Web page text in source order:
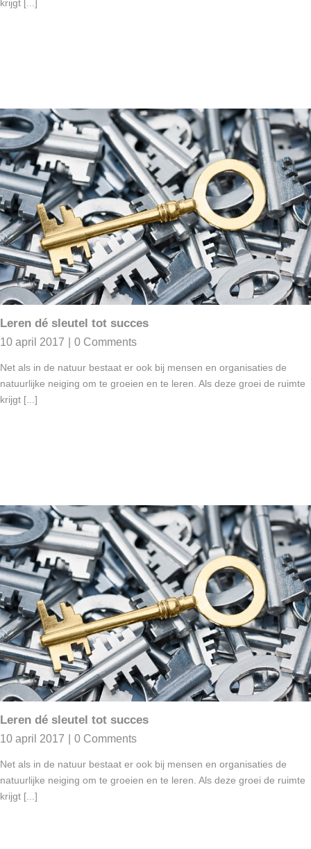
krijgt [...]
Leren dé sleutel tot succes
10 april 2017 0 Comments
Net als in de natuur bestaat er ook bij mensen en organisaties de
natuurlijke neiging om te groeien en te leren. Als deze groei de ruimte
krijgt [...]
Leren dé sleutel tot succes
10 april 2017 0 Comments
Net als in de natuur bestaat er ook bij mensen en organisaties de
natuurlijke neiging om te groeien en te leren. Als deze groei de ruimte
krijgt [...]